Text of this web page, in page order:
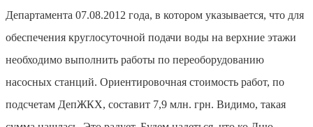
Департамента 07.08.2012 года, в котором указывается, что для
обеспечения круглосуточной подачи воды на верхние этажи
необходимо выполнить работы по переоборудованию
насосных станций. Ориентировочная стоимость работ, по
подсчетам ДепЖКХ, составит 7,9 млн. грн. Видимо, такая